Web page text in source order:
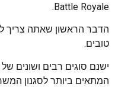
Battle Royale.
הדבר הראשון שאתה צריך
טובים.
ישנם סוגים רבים ושונים
המתאים ביותר לסגנון